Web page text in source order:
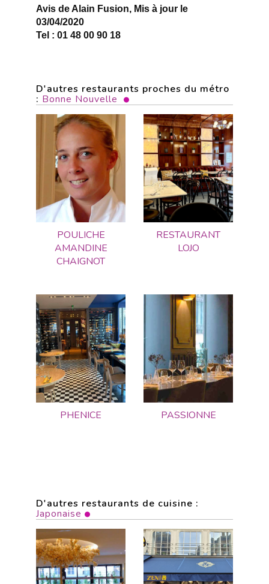
Avis de Alain Fusion, Mis à jour le
03/04/2020
Tel : 01 48 00 90 18
D'autres restaurants proches du métro
: Bonne Nouvelle
POULICHE
AMANDINE
CHAIGNOT
RESTAURANT
LOJO
PHENICE PASSIONNE
D'autres restaurants de cuisine :
Japonaise